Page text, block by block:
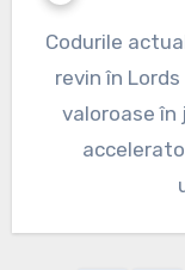
Codurile actuale de cadou pentru jucătorii care
revin în
valoroase în